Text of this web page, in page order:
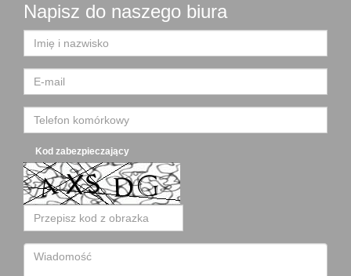
Napisz do naszego biura
Kod zabezpieczający